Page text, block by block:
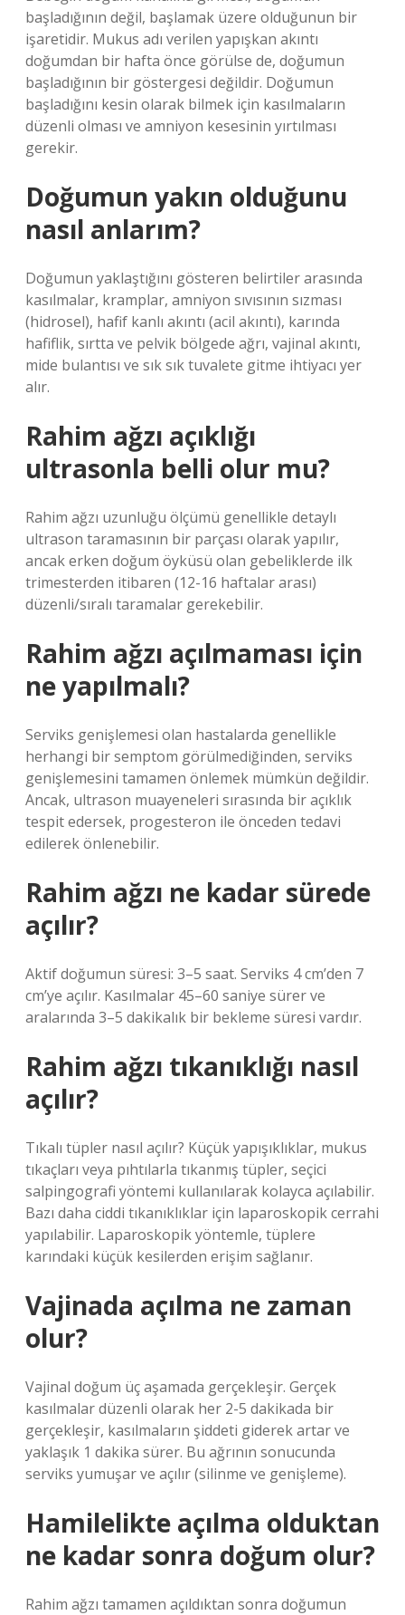
başladığının değil, başlamak üzere olduğunun bir
işaretidir. Mukus adı verilen yapışkan akıntı
doğumdan bir hafta önce görülse de, doğumun
başladığının bir göstergesi değildir. Doğumun
başladığını kesin olarak bilmek için kasılmaların
düzenli olması ve amniyon kesesinin yırtılması
gerekir.
Doğumun yakın olduğunu
nasıl anlarım?
Doğumun yaklaştığını gösteren belirtiler arasında
kasılmalar, kramplar, amniyon sıvısının sızması
(hidrosel), hafif kanlı akıntı (acil akıntı), karında
hafiflik, sırtta ve pelvik bölgede ağrı, vajinal akıntı,
mide bulantısı ve sık sık tuvalete gitme ihtiyacı yer
alır.
Rahim ağzı açıklığı
ultrasonla belli olur mu?
Rahim ağzı uzunluğu ölçümü genellikle detaylı
ultrason taramasının bir parçası olarak yapılır,
ancak erken doğum öyküsü olan gebeliklerde ilk
trimesterden itibaren (12-16 haftalar arası)
düzenli/sıralı taramalar gerekebilir.
Rahim ağzı açılmaması için
ne yapılmalı?
Serviks genişlemesi olan hastalarda genellikle
herhangi bir semptom görülmediğinden, serviks
genişlemesini tamamen önlemek mümkün değildir.
Ancak, ultrason muayeneleri sırasında bir açıklık
tespit edersek, progesteron ile önceden tedavi
edilerek önlenebilir.
Rahim ağzı ne kadar sürede
açılır?
Aktif doğumun süresi: 3–5 saat. Serviks 4 cm’den 7
cm’ye açılır. Kasılmalar 45–60 saniye sürer ve
aralarında 3–5 dakikalık bir bekleme süresi vardır.
Rahim ağzı tıkanıklığı nasıl
açılır?
Tıkalı tüpler nasıl açılır? Küçük yapışıklıklar, mukus
tıkaçları veya pıhtılarla tıkanmış tüpler, seçici
salpingografi yöntemi kullanılarak kolayca açılabilir.
Bazı daha ciddi tıkanıklıklar için laparoskopik cerrahi
yapılabilir. Laparoskopik yöntemle, tüplere
karındaki küçük kesilerden erişim sağlanır.
Vajinada açılma ne zaman
olur?
Vajinal doğum üç aşamada gerçekleşir. Gerçek
kasılmalar düzenli olarak her 2-5 dakikada bir
gerçekleşir, kasılmaların şiddeti giderek artar ve
yaklaşık 1 dakika sürer. Bu ağrının sonucunda
serviks yumuşar ve açılır (silinme ve genişleme).
Hamilelikte açılma olduktan
ne kadar sonra doğum olur?
Rahim ağzı tamamen açıldıktan sonra doğumun